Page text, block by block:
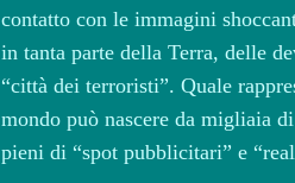
contatto con le immagini
in tanta parte della Terra, delle
“città dei terroristi”. Quale
mondo può nascere da migliaia
pieni di “spot pubblicitari” e